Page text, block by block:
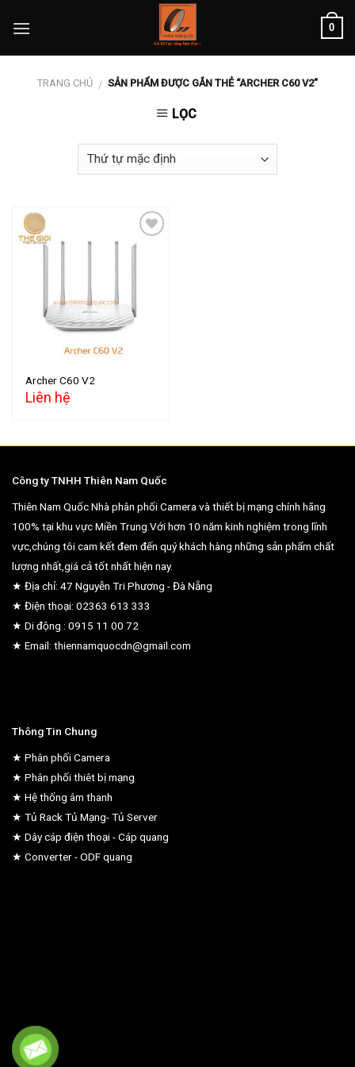
0
TRANG CHỦ / SẢN PHẨM ĐƯỢC GẮN THẺ “ARCHER C60 V2”
LỌC
Archer C60 V2
Liên hệ
Công ty TNHH Thiên Nam Quốc
Thiên Nam Quốc Nhà phân phối Camera và thiết bị mạng chính hãng
100% tại khu vực Miền Trung.Với hơn 10 năm kinh nghiệm trong lĩnh
vực,chúng tôi cam kết đem đến quý khách hàng những sản phẩm chất
lượng nhất,giá cả tốt nhất hiện nay.
★ Địa chỉ: 47 Nguyễn Tri Phương - Đà Nẵng
★ Điện thoại: 02363 613 333
★ Di động : 0915 11 00 72
★ Email: thiennamquocdn@gmail.com
Thông Tin Chung
★ Phân phối Camera
★ Phân phối thiêt bị mạng
★ Hệ thống âm thanh
★ Tủ Rack Tủ Mạng- Tủ Server
★ Dây cáp điện thoại - Cáp quang
★ Converter - ODF quang